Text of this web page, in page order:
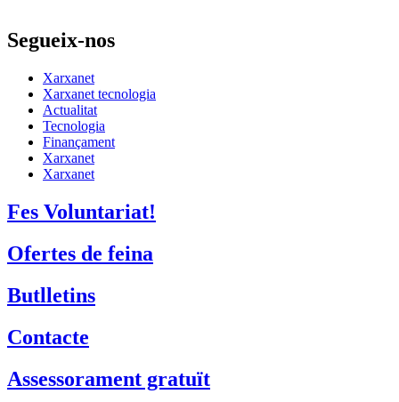
Segueix-nos
Xarxanet
Xarxanet tecnologia
Actualitat
Tecnologia
Finançament
Xarxanet
Xarxanet
Fes Voluntariat!
Ofertes de feina
Butlletins
Contacte
Assessorament gratuït